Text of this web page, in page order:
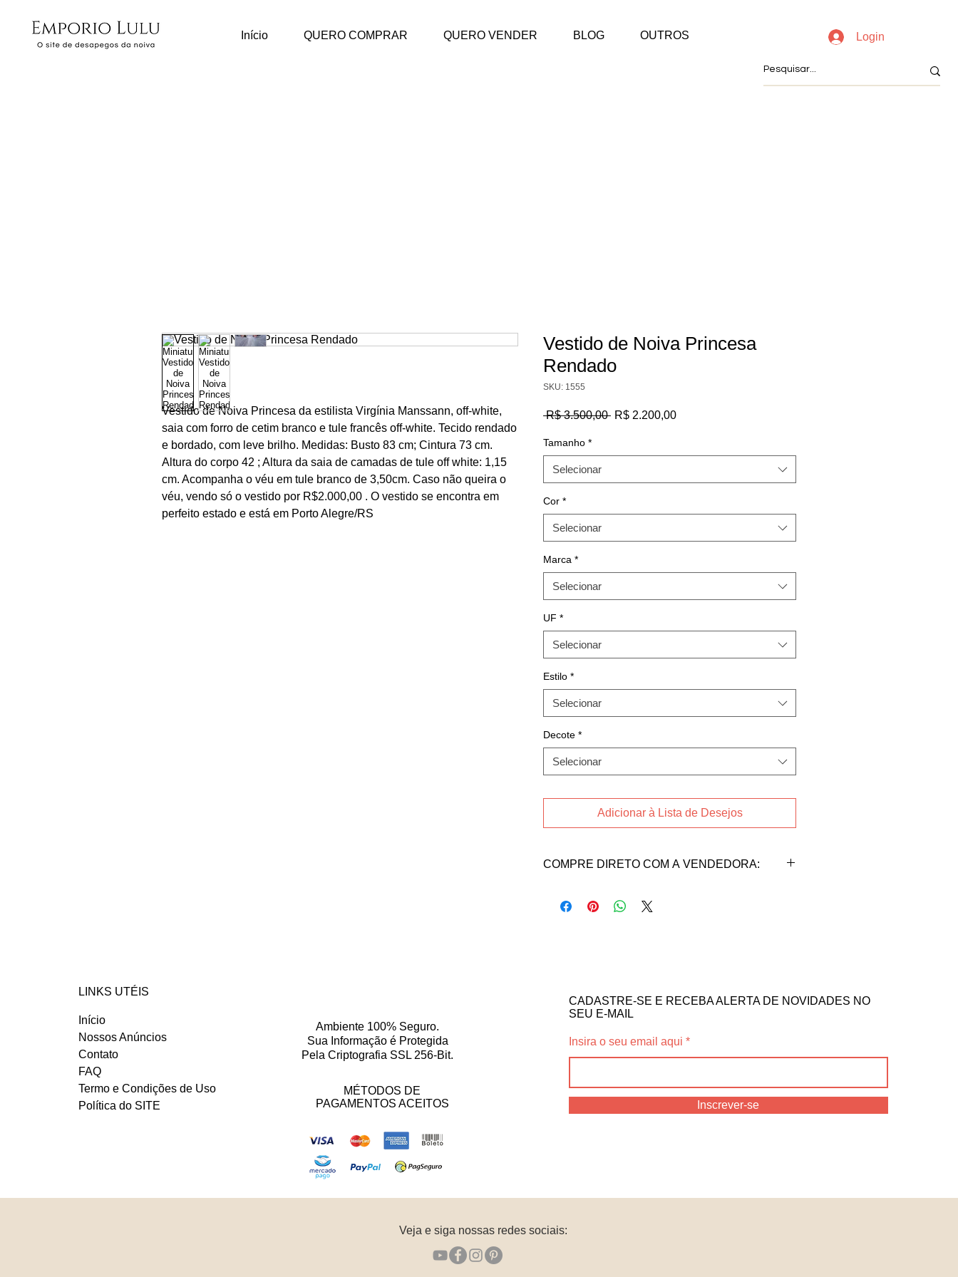
Início QUERO COMPRAR QUERO VENDER BLOG OUTROS Login
Vestido de Noiva Princesa da estilista Virgínia Manssann, off-white,
saia com forro de cetim branco e tule francês off-white. Tecido rendado
e bordado, com leve brilho. Medidas: Busto 83 cm; Cintura 73 cm.
Altura do corpo 42 ; Altura da saia de camadas de tule off white: 1,15
cm. Acompanha o véu em tule branco de 3,50cm. Caso não queira o
véu, vendo só o vestido por R$2.000,00 . O vestido se encontra em
perfeito estado e está em Porto Alegre/RS
Vestido de Noiva Princesa
Rendado
SKU: 1555
R$ 3.500,00 Preço
R$ 2.200,00Preço
Tamanho *
Selecionar
Cor *
Selecionar
Marca *
Selecionar
UF *
Selecionar
Estilo *
Selecionar
Decote *
Selecionar
Adicionar à Lista de Desejos
COMPRE DIRETO COM A VENDEDORA:
Castro ou no contato abaixo:
LINKS UTÉIS
Início
Nossos Anúncios
Contato
FAQ
Termo e Condições de Uso
Política do SITE
Ambiente 100% Seguro.
Sua Informação é Protegida
Pela Criptografia SSL 256-Bit.
MÉTODOS DE
PAGAMENTOS ACEITOS
CADASTRE-SE E RECEBA ALERTA DE NOVIDADES NO
SEU E-MAIL
Insira o seu email aqui
Inscrever-se
Veja e siga nossas redes sociais: